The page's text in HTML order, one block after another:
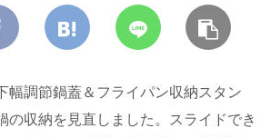
幅調節鍋蓋＆フライパン収納スタン
の収納を見直しました。スライドでき